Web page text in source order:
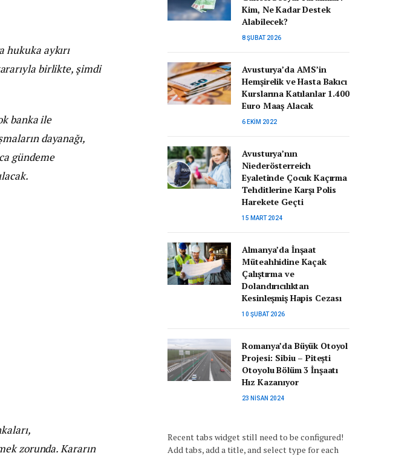
hukuka aykırı
birlikte, şimdi
banka ile
dayanağı,
gündeme
zorunda. Kararın
Kim, Ne Kadar Destek
Alabilecek?
8 ŞUBAT 2026
Avusturya’da AMS’in
Hemşirelik ve Hasta Bakıcı
Kurslarına Katılanlar 1.400
Euro Maaş Alacak
6 EKIM 2022
Avusturya’nın
Niederösterreich
Eyaletinde Çocuk Kaçırma
Tehditlerine Karşı Polis
Harekete Geçti
15 MART 2024
Almanya’da İnşaat
Müteahhidine Kaçak
Çalıştırma ve
Dolandırıcılıktan
Kesinleşmiş Hapis Cezası
10 ŞUBAT 2026
Romanya’da Büyük Otoyol
Projesi: Sibiu – Pitești
Otoyolu Bölüm 3 İnşaatı
Hız Kazanıyor
23 NISAN 2024
Recent tabs widget still need to be configured!
Add tabs, add a title, and select type for each